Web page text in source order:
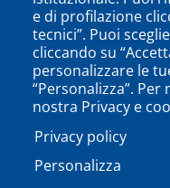
SEGUICI SU
PODCAST
e di profilazione
tecnici”. Puoi
cliccando su
personalizzare le
“Personalizza”.
nostra Privacy e
Privacy policy
Personalizza